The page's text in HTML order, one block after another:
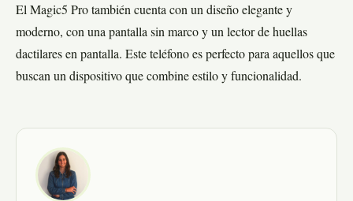
El Magic5 Pro también cuenta con un diseño elegante y
moderno, con una pantalla sin marco y un lector de huellas
dactilares en pantalla. Este teléfono es perfecto para aquellos que
buscan un dispositivo que combine estilo y funcionalidad.